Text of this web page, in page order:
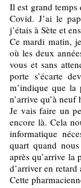
Il est grand temps
Covid. J’ai le
j’étais à Sète et
Ce mardi matin,
où les deux
vous et sans
porte s’écarte
m’indique que la
n’arrive qu’à neuf
Je vais faire un
encore là. Cela
informatique
quart quand
après qu’arrive la
d’arriver en retard
Cette